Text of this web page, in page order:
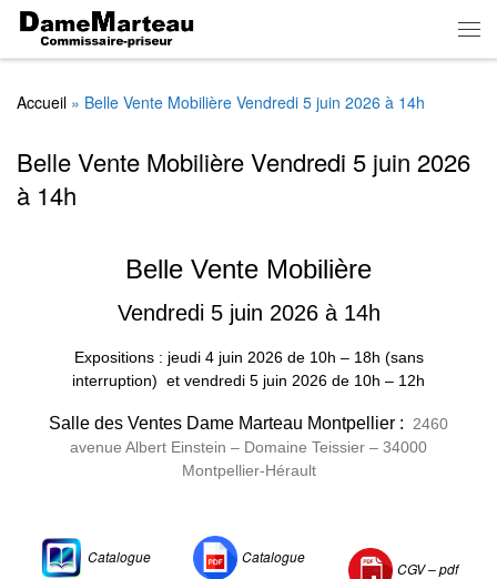
Skip to content
Accueil » Belle Vente Mobilière Vendredi 5 juin 2026 à 14h
Belle Vente Mobilière Vendredi 5 juin 2026
à 14h
Belle Vente Mobilière
Vendredi 5 juin 2026 à 14h
Expositions : jeudi 4 juin 2026de 10h – 18h (sans
interruption) et vendredi 5 juin 2026 de 10h – 12h
Salle des Ventes Dame Marteau Montpellier :
2460
avenue Albert Einstein – Domaine Teissier – 34000
Montpellier-Hérault
Catalogue
Catalogue
CGV –pdf